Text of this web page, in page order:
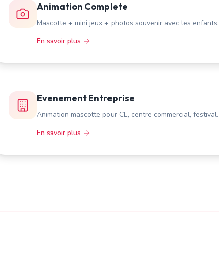
Animation Complete
Mascotte + mini jeux + photos souvenir avec les enfants.
En savoir plus
Evenement Entreprise
Animation mascotte pour CE, centre commercial, festival.
En savoir plus